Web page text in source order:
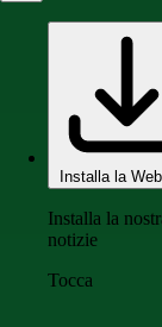
Installa la
Installa la
notizie
Tocca